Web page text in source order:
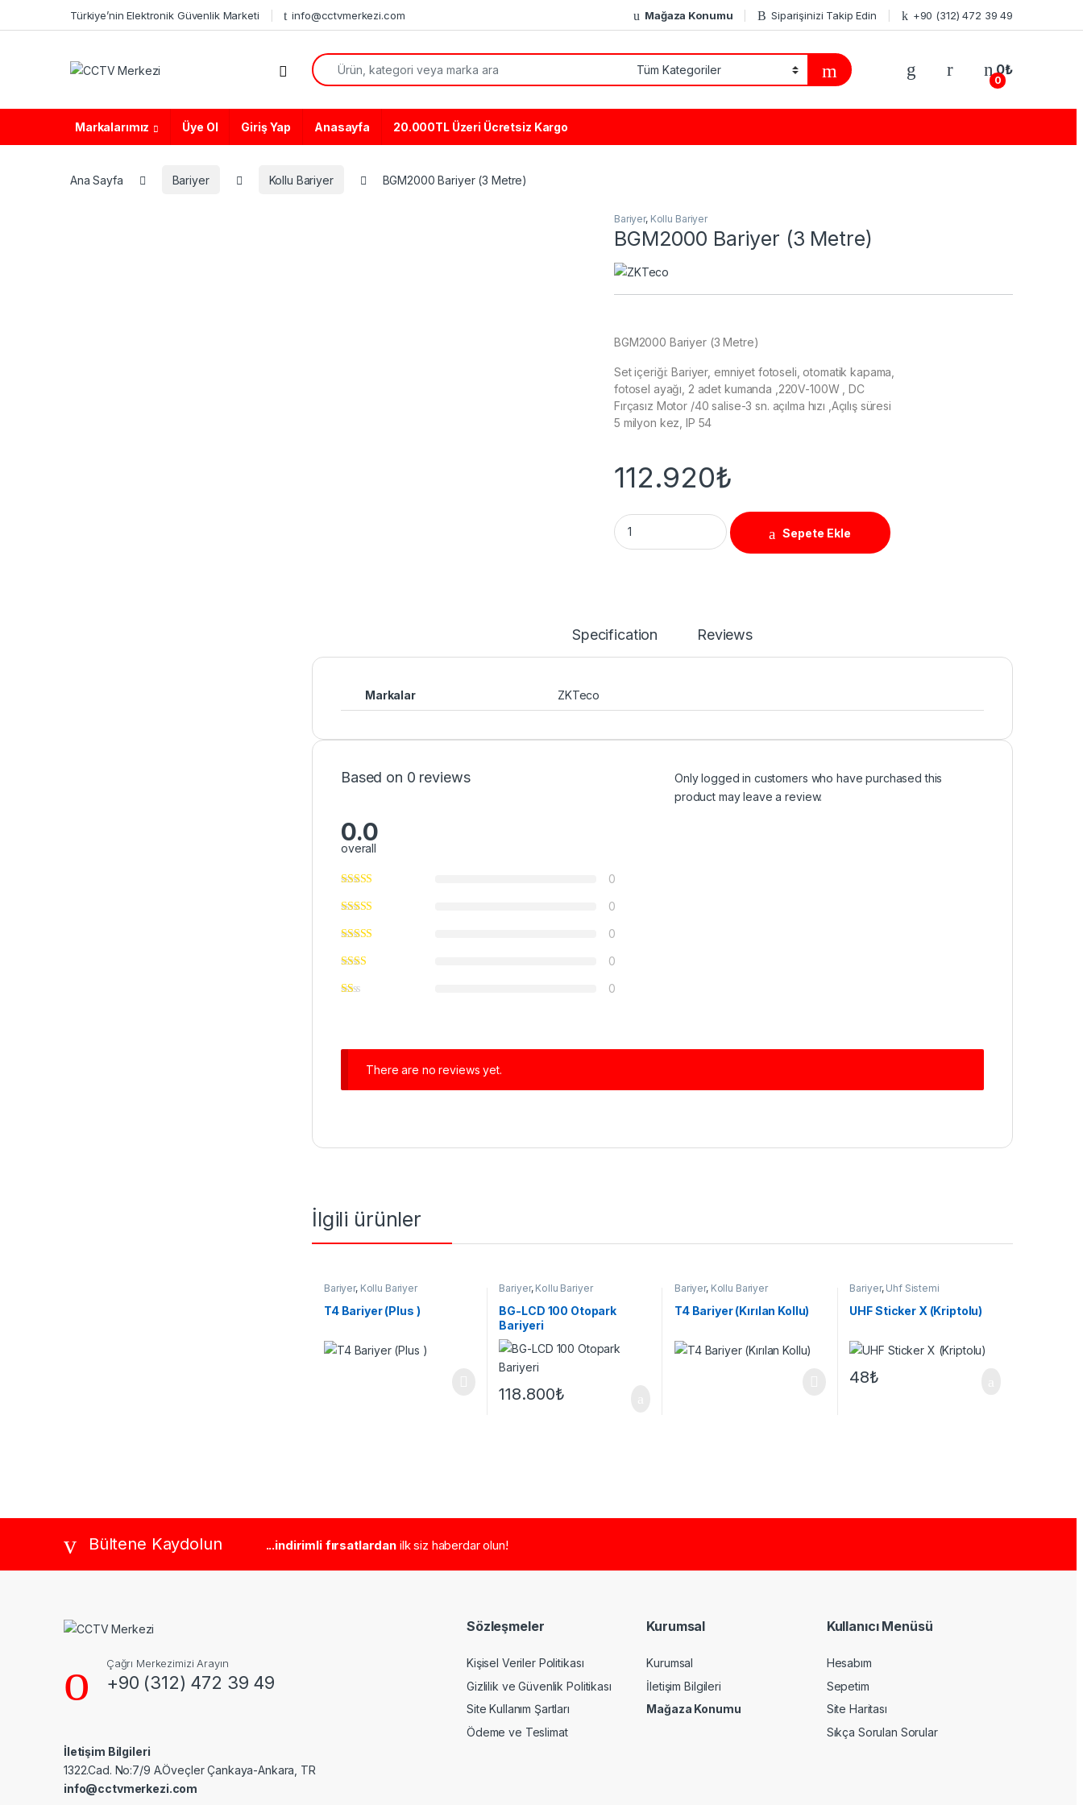
Türkiye’nin Elektronik Güvenlik Marketi info@cctvmerkezi.com Mağaza Konumu Siparişinizi Takip Edin +90 (312) 472 39 49
Search for:
0
0₺
Markalarımız Üye Ol Giriş Yap Anasayfa 20.000TL Üzeri Ücretsiz Kargo
Ana Sayfa Bariyer Kollu Bariyer BGM2000 Bariyer (3 Metre)
Bariyer, Kollu Bariyer
BGM2000 Bariyer (3 Metre)
BGM2000 Bariyer (3 Metre)
Set içeriği: Bariyer, emniyet fotoseli, otomatik kapama,
fotosel ayağı, 2 adet kumanda ,220V-100W , DC
Fırçasız Motor /40 salise-3 sn. açılma hızı ,Açılış süresi
5 milyon kez, IP 54
112.920₺
BGM2000 Bariyer (3 Metre) quantity
Sepete Ekle
Specification Reviews
Markalar ZKTeco
Based on 0 reviews
0.0
overall
0
0
0
0
0
Only logged in customers who have purchased this
product may leave a review.
There are no reviews yet.
İlgili ürünler
Bariyer, Kollu Bariyer
T4 Bariyer (Plus )
Bariyer, Kollu Bariyer
BG-LCD 100 Otopark
Bariyeri
118.800₺
Bariyer, Kollu Bariyer
T4 Bariyer (Kırılan Kollu)
Bariyer, Uhf Sistemi
UHF Sticker X (Kriptolu)
48₺
Brands CarouselBültene Kaydolun ...indirimli fırsatlardan ilk siz haberdar olun!
Çağrı Merkezimizi Arayın
+90 (312) 472 39 49
İletişim Bilgileri
1322.Cad. No:7/9 A.Öveçler Çankaya-Ankara, TR
info@cctvmerkezi.com
Sözleşmeler
Kişisel Veriler Politikası
Gizlilik ve Güvenlik Politikası
Site Kullanım Şartları
Ödeme ve Teslimat
Kurumsal
Kurumsal
İletişim Bilgileri
Mağaza Konumu
Kullanıcı Menüsü
Hesabım
Sepetim
Site Haritası
Sıkça Sorulan Sorular